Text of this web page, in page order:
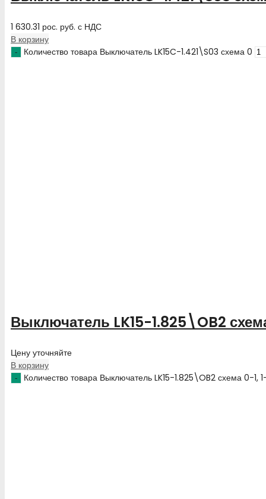
1 630.31 рос. руб. с НДС
В корзину
Количество товара Выключатель LK15C-1.421\S03 схема 0
Выключатель LK15-1.825\OB2
Цену уточняйте
В корзину
Количество товара Выключатель LK15-1.825\OB2 схема 0-1,